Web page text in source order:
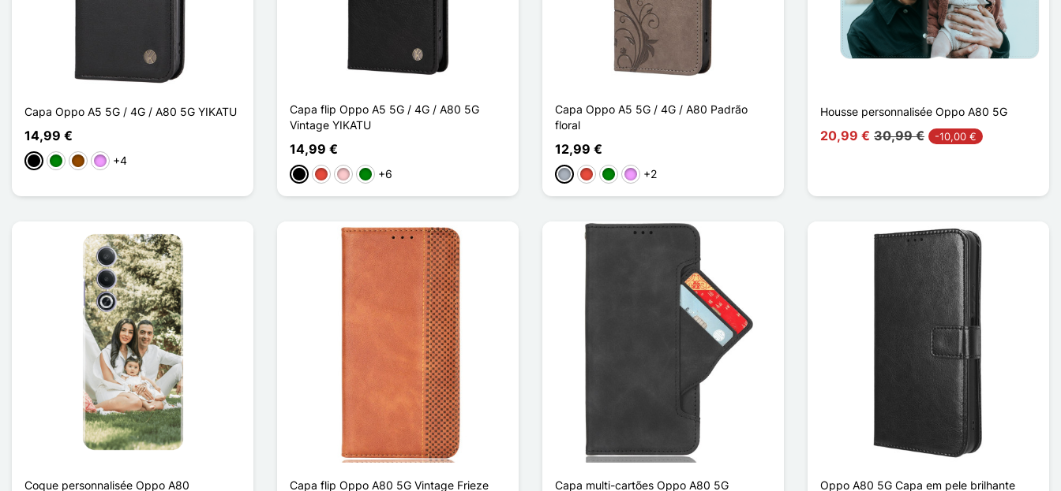
Capa Oppo A5 5G / 4G / A80 5G YIKATU
14,99 €
PretoVerdeCastanhoVioleta ligeira
+4
Capa flip Oppo A5 5G / 4G / A80 5G
Vintage YIKATU
14,99 €
PretoVermelho
RosaVerde
+6
Capa Oppo A5 5G / 4G / A80 Padrão
floral
12,99 €
CinzentoVermelho
VerdeVioleta ligeira
+2
Housse personnalisée Oppo A80 5G
20,99 € 30,99 € -10,00 €
Coque personnalisée Oppo A80 Capa flip Oppo A80 5G Vintage Frieze Capa multi-cartões Oppo A80 5G Oppo A80 5G Capa em pele brilhante